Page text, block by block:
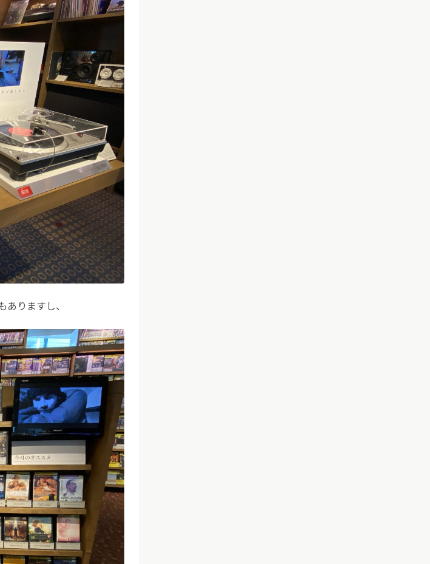
りますし、